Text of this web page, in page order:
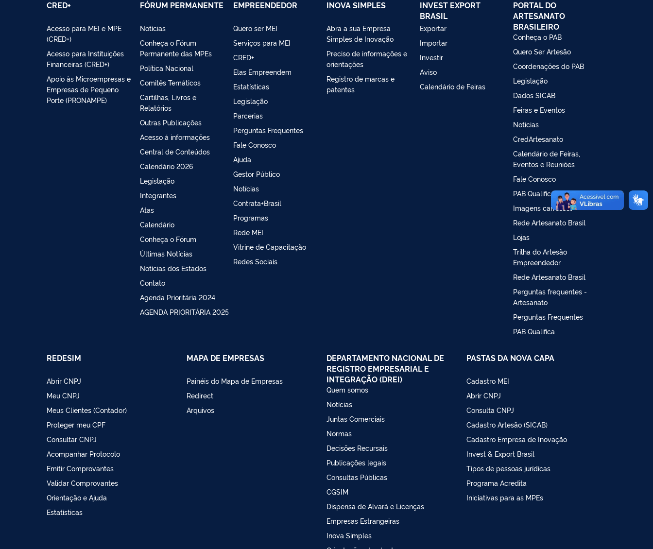
CRED+
Acesso para MEI e MPE
(CRED+)
Acesso para Instituições
Financeiras (CRED+)
Apoio às Microempresas e
Empresas de Pequeno
Porte (PRONAMPE)
FÓRUM PERMANENTE
Notícias
Conheça o Fórum
Permanente das MPEs
Política Nacional
Comitês Temáticos
Cartilhas, Livros e
Relatórios
Outras Publicações
Acesso á informações
Central de Conteúdos
Calendário 2026
Legislação
Integrantes
Atas
Calendário
Conheça o Fórum
Últimas Notícias
Notícias dos Estados
Contato
Agenda Prioritária 2024
AGENDA PRIORITÁRIA 2025
EMPREENDEDOR
Quero ser MEI
Serviços para MEI
CRED+
Elas Empreendem
Estatísticas
Legislação
Parcerias
Perguntas Frequentes
Fale Conosco
Ajuda
Gestor Público
Notícias
Contrata+Brasil
Programas
Rede MEI
Vitrine de Capacitação
Redes Sociais
INOVA SIMPLES
Abra a sua Empresa
Simples de Inovação
Preciso de informações e
orientações
Registro de marcas e
patentes
INVEST EXPORT
BRASIL
Exportar
Importar
Investir
Aviso
Calendário de Feiras
PORTAL DO
ARTESANATO
BRASILEIRO
Conheça o PAB
Quero Ser Artesão
Coordenações do PAB
Legislação
Dados SICAB
Feiras e Eventos
Notícias
CredArtesanato
Calendário de Feiras,
Eventos e Reuniões
Fale Conosco
PAB Qualifica
Imagens carrossel
Rede Artesanato Brasil
Lojas
Trilha do Artesão
Empreendedor
Rede Artesanato Brasil
Perguntas frequentes -
Artesanato
Perguntas Frequentes
PAB Qualifica
REDESIM
Abrir CNPJ
Meu CNPJ
Meus Clientes (Contador)
Proteger meu CPF
Consultar CNPJ
Acompanhar Protocolo
Emitir Comprovantes
Validar Comprovantes
Orientação e Ajuda
Estatísticas
MAPA DE EMPRESAS
Painéis do Mapa de Empresas
Redirect
Arquivos
DEPARTAMENTO NACIONAL DE
REGISTRO EMPRESARIAL E
INTEGRAÇÃO (DREI)
Quem somos
Notícias
Juntas Comerciais
Normas
Decisões Recursais
Publicações legais
Consultas Públicas
CGSIM
Dispensa de Alvará e Licenças
Empresas Estrangeiras
Inova Simples
PASTAS DA NOVA CAPA
Cadastro MEI
Abrir CNPJ
Consulta CNPJ
Cadastro Artesão (SICAB)
Cadastro Empresa de Inovação
Invest & Export Brasil
Tipos de pessoas jurídicas
Programa Acredita
Iniciativas para as MPEs